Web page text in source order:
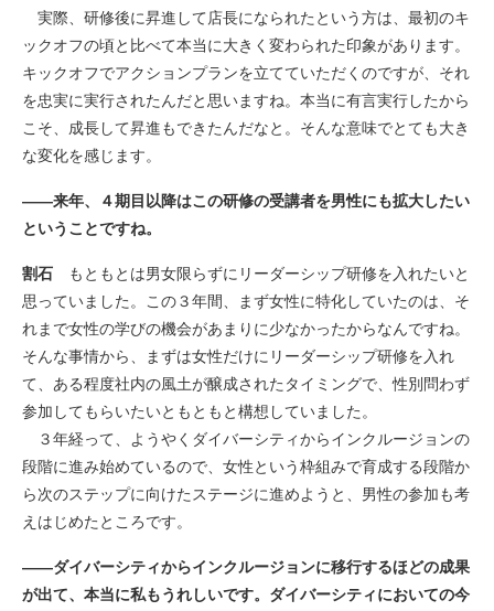
実際、研修後に昇進して店長になられたという方は、最初のキ
ックオフの頃と比べて本当に大きく変わられた印象があります。
キックオフでアクションプランを立てていただくのですが、それ
を忠実に実行されたんだと思いますね。本当に有言実行したから
こそ、成長して昇進もできたんだなと。そんな意味でとても大き
な変化を感じます。
――来年、４期目以降はこの研修の受講者を男性にも拡大したい
ということですね。
割石 もともとは男女限らずにリーダーシップ研修を入れたいと
思っていました。この３年間、まず女性に特化していたのは、そ
れまで女性の学びの機会があまりに少なかったからなんですね。
そんな事情から、まずは女性だけにリーダーシップ研修を入れ
て、ある程度社内の風土が醸成されたタイミングで、性別問わず
参加してもらいたいともともと構想していました。
３年経って、ようやくダイバーシティからインクルージョンの
段階に進み始めているので、女性という枠組みで育成する段階か
ら次のステップに向けたステージに進めようと、男性の参加も考
えはじめたところです。
――ダイバーシティからインクルージョンに移行するほどの成果
が出て、本当に私もうれしいです。ダイバーシティにおいての今